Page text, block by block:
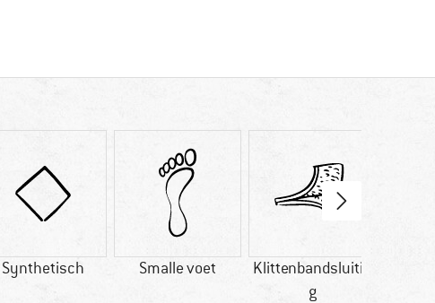
Synthetisch Smalle voet
Klittenbandsluitin
g